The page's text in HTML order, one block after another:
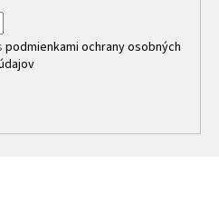
podmienkami ochrany osobných